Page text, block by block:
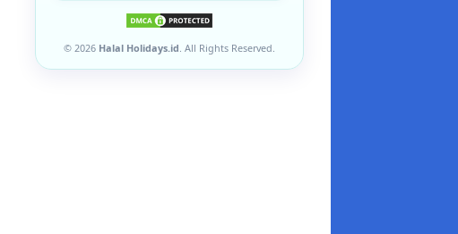
© 2026 Halal Holidays.id . All Rights Reserved.